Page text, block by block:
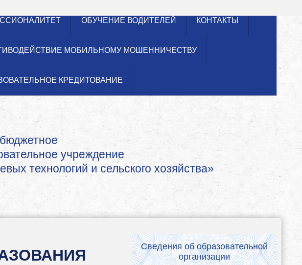
ОБУЧЕНИЕ ВОДИТЕЛЕЙ КОНТАКТЫ
МОБИЛЬНОМУ МОШЕННИЧЕСТВУ
КРЕДИТОВАНИЕ
учреждение
технологий и сельского хозяйства»
Сведения об образовательной
организации